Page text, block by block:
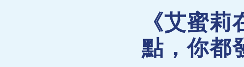
《艾蜜
點，你都